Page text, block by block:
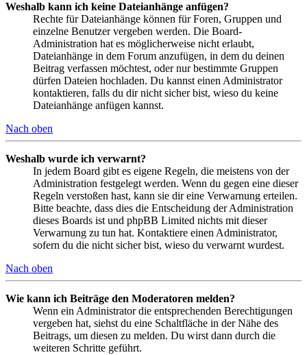
Weshalb kann ich keine Dateianhänge anfügen?
Rechte für Dateianhänge können für Foren, Gruppen und
einzelne Benutzer vergeben werden. Die Board-
Administration hat es möglicherweise nicht erlaubt,
Dateianhänge in dem Forum anzufügen, in dem du deinen
Beitrag verfassen möchtest, oder nur bestimmte Gruppen
dürfen Dateien hochladen. Du kannst einen Administrator
kontaktieren, falls du dir nicht sicher bist, wieso du keine
Dateianhänge anfügen kannst.
Nach oben
Weshalb wurde ich verwarnt?
In jedem Board gibt es eigene Regeln, die meistens von der
Administration festgelegt werden. Wenn du gegen eine dieser
Regeln verstoßen hast, kann sie dir eine Verwarnung erteilen.
Bitte beachte, dass dies die Entscheidung der Administration
dieses Boards ist und phpBB Limited nichts mit dieser
Verwarnung zu tun hat. Kontaktiere einen Administrator,
sofern du die nicht sicher bist, wieso du verwarnt wurdest.
Nach oben
Wie kann ich Beiträge den Moderatoren melden?
Wenn ein Administrator die entsprechenden Berechtigungen
vergeben hat, siehst du eine Schaltfläche in der Nähe des
Beitrags, um diesen zu melden. Du wirst dann durch die
weiteren Schritte geführt.